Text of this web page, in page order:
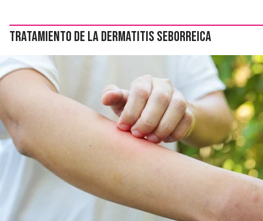
Tratamiento de la dermatitis seborreica